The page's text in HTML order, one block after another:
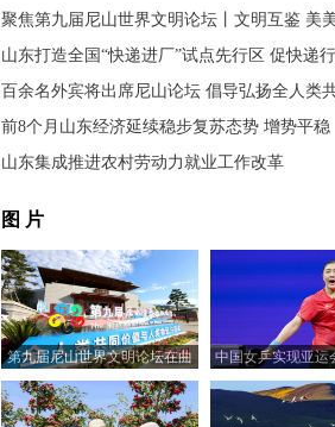
聚焦第九届尼山世界文明论坛丨文明互鉴 美
山东打造全国“快递进厂”试点先行区 促快递
百余名外宾将出席尼山论坛 倡导弘扬全人类
前8个月山东经济延续稳步复苏态势 增势平稳
山东集成推进农村劳动力就业工作改革
图 片
第九届尼山世界文明论坛在曲
阜尼山开幕
中国女乒实现亚运
冠